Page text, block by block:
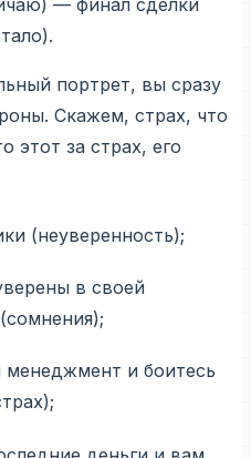
— финал сделки
портрет, вы сразу
Скажем, страх, что
этот за страх, его
(неуверенность);
в своей
и боитесь